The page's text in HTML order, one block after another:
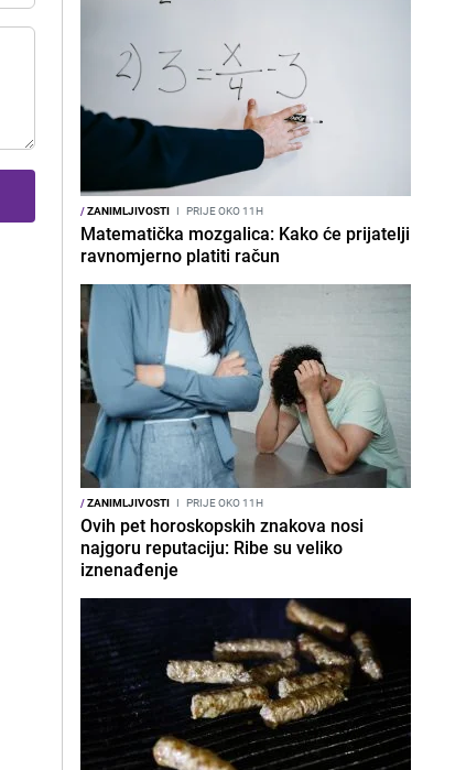
/ZANIMLJIVOSTI I PRIJE OKO 11H
Matematička mozgalica: Kako će prijatelji
ravnomjerno platiti račun
/ZANIMLJIVOSTI I PRIJE OKO 11H
Ovih pet horoskopskih znakova nosi
najgoru reputaciju: Ribe su veliko
iznenađenje